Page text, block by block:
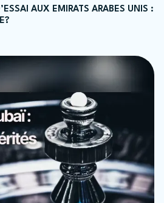
AUX EMIRATS ARABES UNIS :